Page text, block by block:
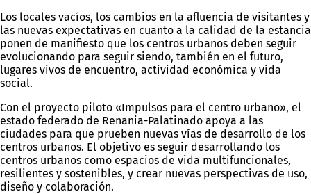
Los locales vacíos, los cambios en la afluencia de visitantes y
las nuevas expectativas en cuanto a la calidad de la estancia
ponen de manifiesto que los centros urbanos deben seguir
evolucionando para seguir siendo, también en el futuro,
lugares vivos de encuentro, actividad económica y vida
social.
Con el proyecto piloto «Impulsos para el centro urbano», el
estado federado de Renania-Palatinado apoya a las
ciudades para que prueben nuevas vías de desarrollo de los
centros urbanos. El objetivo es seguir desarrollando los
centros urbanos como espacios de vida multifuncionales,
resilientes y sostenibles, y crear nuevas perspectivas de uso,
diseño y colaboración.